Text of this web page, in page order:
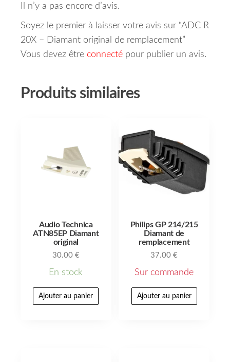
Il n’y a pas encore d’avis.
Soyez le premier à laisser votre avis sur “ADC R
20X – Diamant original de remplacement”
Vous devez être connecté pour publier un avis.
Produits similaires
Audio Technica
ATN85EP Diamant
original
30.00 €
En stock
Ajouter au panier
Philips GP 214/215
Diamant de
remplacement
37.00€
Sur commande
Ajouter au panier